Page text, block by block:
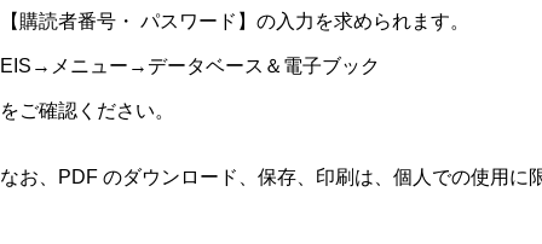
【購読者番号・ パスワード】の入力を求められます。
EIS→メニュー→データベース＆電子ブック
をご確認ください。
なお、PDF のダウンロード、保存、印刷は、個人での使用に